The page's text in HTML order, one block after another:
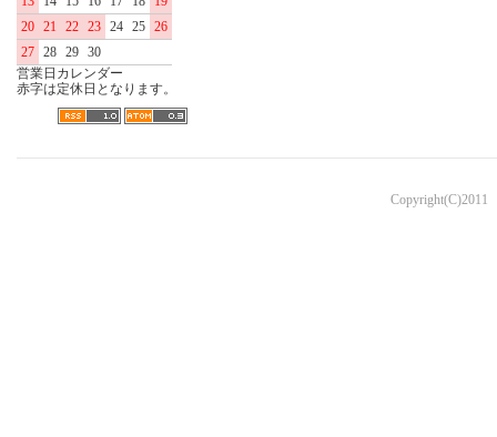
20 21 22 23 24 25 26
27 28 29 30
営業日カレンダー
赤字は定休日となります。